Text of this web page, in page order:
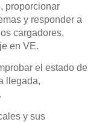
proporcionar
y responder a
cargadores,
en VE.
el estado de
llegada,
y sus